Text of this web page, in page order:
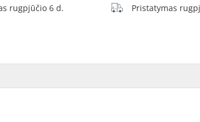
rugpjūčio 6 d. Pristatymas